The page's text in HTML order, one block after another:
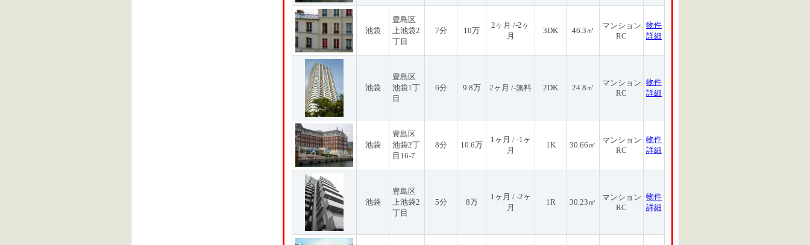
池袋
豊島区
上池袋2
丁目
7分 10万
2ヶ月 /-2ヶ
月
3DK 46.3㎡
マンション
RC
物件
詳細
池袋
豊島区
池袋1丁
目
6分 9.8万 2ヶ月 /-無料 2DK 24.8㎡
マンション
RC
物件
詳細
池袋
豊島区
池袋2丁
目16-7
8分 10.6万
1ヶ月 / -1ヶ
月
1K 30.66㎡
マンション
RC
物件
詳細
池袋
豊島区
上池袋2
丁目
5分 8万
1ヶ月 / -2ヶ
月
1R 30.23㎡
マンション
RC
物件
詳細